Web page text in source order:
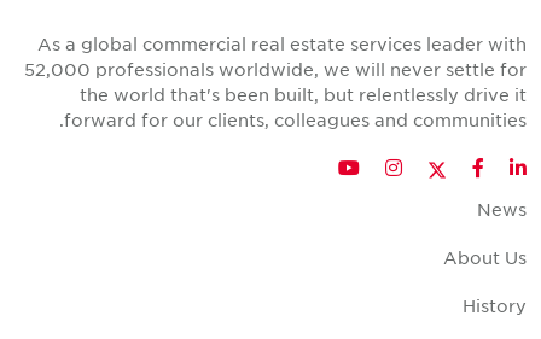
As a global commercial real estate services leader with
52,000 professionals worldwide, we will never settle for
the world that's been built, but relentlessly drive it
forward for our clients, colleagues and communities.
LinkedIn
Facebook
Twitter
Instagram
YouTube
News
About Us
History